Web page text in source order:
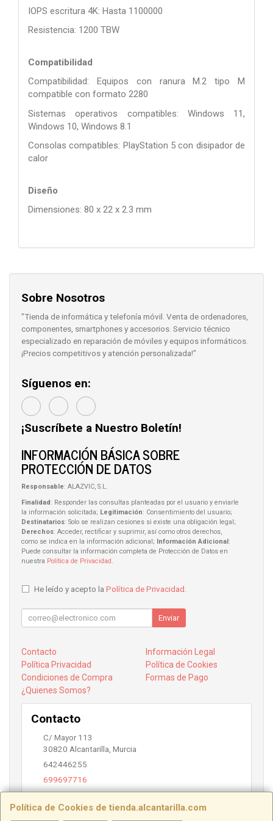
IOPS escritura 4K: Hasta 1100000
Resistencia: 1200 TBW
Compatibilidad
Compatibilidad: Equipos con ranura M.2 tipo M
compatible con formato 2280
Sistemas operativos compatibles: Windows 11,
Windows 10, Windows 8.1
Consolas compatibles: PlayStation 5 con disipador de
calor
Diseño
Dimensiones: 80 x 22 x 2.3 mm
Política de Cookies de tienda.alcantarilla.com
Sobre Nosotros
"Tienda de informática y telefonía móvil. Venta de ordenadores,
componentes, smartphones y accesorios. Servicio técnico
especializado en reparación de móviles y equipos informáticos.
¡Precios competitivos y atención personalizada!"
Síguenos en:
¡Suscríbete a Nuestro Boletín!
INFORMACIÓN BÁSICA SOBRE
PROTECCIÓN DE DATOS
Responsable: ALAZVIC, S.L.
Finalidad : Responder las consultas planteadas por el usuario y enviarle
la información solicitada; Legitimación: Consentimiento del usuario;
Destinatarios: Solo se realizan cesiones si existe una obligación legal;
Derechos: Acceder, rectificar y suprimir, así como otros derechos,
como se indica en la información adicional;
Información Adicional :
Puede consultar la información completa de Protección de Datos en
nuestra Política de Privacidad .
He leído y acepto la Política de Privacidad
Enviar
Contacto
Información Legal
Política Privacidad
Política de Cookies
Condiciones de Compra
Formas de Pago
¿Quienes Somos?
Contacto
C/ Mayor 113
30820 Alcantarilla Murcia
642446255
699697716
info@alcantarilla.com